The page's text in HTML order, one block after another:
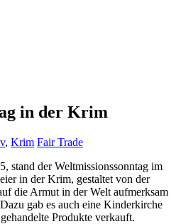
in der Krim
, Krim Fair Trade
stand der Weltmissionssonntag im
in der Krim, gestaltet von der
die Armut in der Welt aufmerksam
gab es auch eine Kinderkirche
Produkte verkauft.